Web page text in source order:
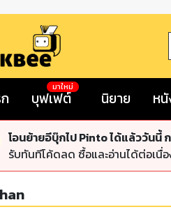
บุฟเฟต์
มาใหม่
นิยาย ห
โอนย้ายอีบุ๊กไป Pinto ได้แล้ววันนี้
รับทันทีโค้ดลด ซื้อและอ่านได้ต่อเนื่